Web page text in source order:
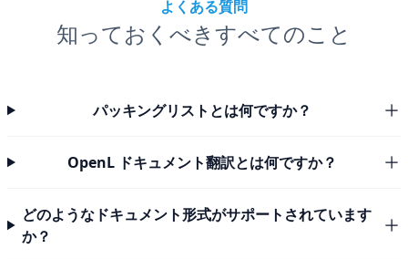
よくある質問
知っておくべきすべてのこと
パッキングリストとは何ですか？
OpenL ドキュメント翻訳とは何ですか？
どのようなドキュメント形式がサポートされています
か？